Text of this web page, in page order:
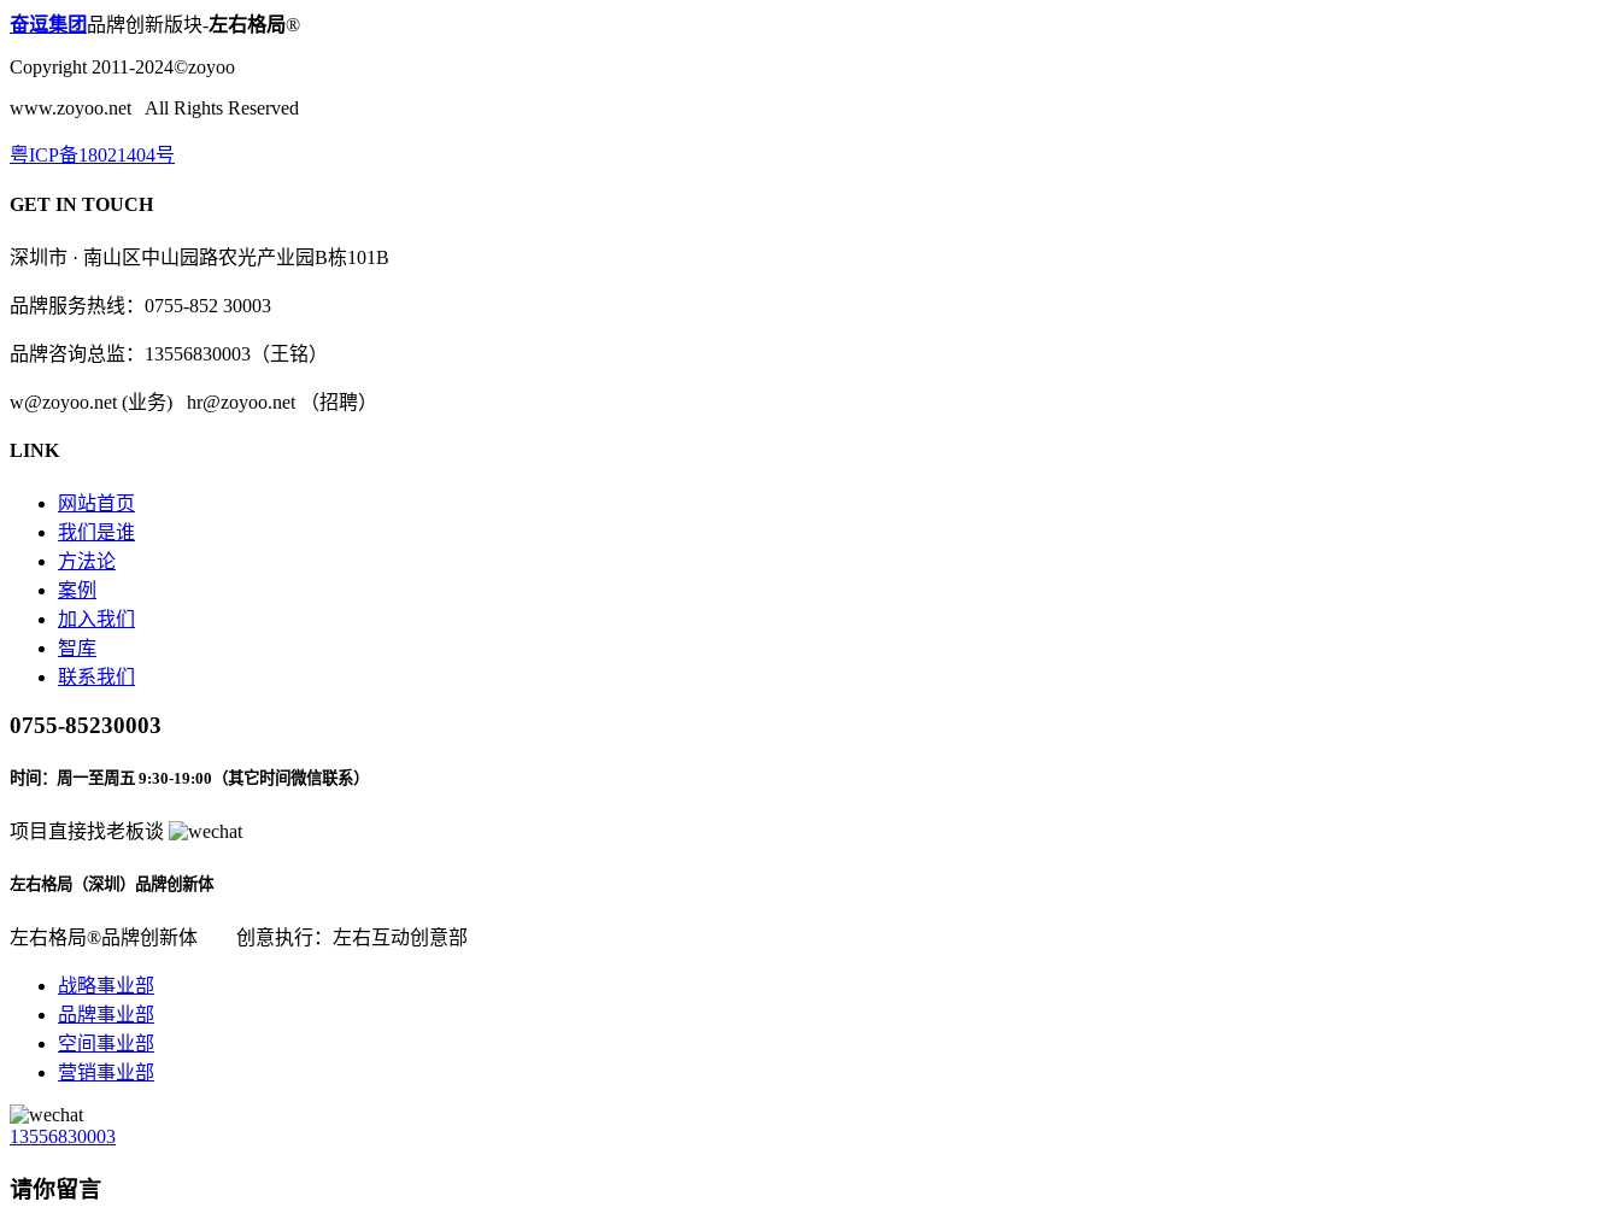
奋逗集团品牌创新版块-左右格局®
Copyright 2011-2024©zoyoo
www.zoyoo.net All Rights Reserved
粤ICP备18021404号
GET IN TOUCH
深圳市 · 南山区中山园路农光产业园B栋101B
品牌服务热线：0755-852 30003
品牌咨询总监：13556830003（王铭）
w@zoyoo.net (业务) hr@zoyoo.net （招聘）
LINK
网站首页
我们是谁
方法论
案例
加入我们
智库
联系我们
0755-85230003
时间：周一至周五 9:30-19:00（其它时间微信联系）
项目直接找老板谈
左右格局（深圳）品牌创新体
左右格局®品牌创新体 创意执行：左右互动创意部
战略事业部
品牌事业部
空间事业部
营销事业部
13556830003
请你留言